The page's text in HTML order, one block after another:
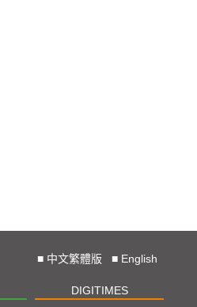
■ 中文繁體版 ■ English
DIGITIMES